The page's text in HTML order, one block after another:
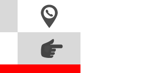
Nous contacter
Commandez
directement à partir
des références